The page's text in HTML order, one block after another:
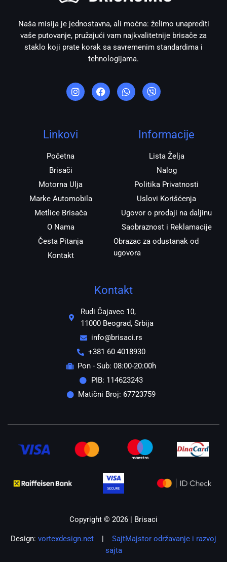
Naša misija je jednostavna, ali moćna: želimo unaprediti
vaše putovanje, pružajući vam najkvalitetnije brisače za
staklo koji prate korak sa savremenim standardima i
tehnologijama.
n
s
t
r
a
a
c
e
h
a
t
i
b
e
Linkovi
Početna
Brisači
Motorna Ulja
Marke Automobila
Metlice Brisača
O Nama
Česta Pitanja
Kontakt
Informacije
Lista Želja
Nalog
Politika Privatnosti
Uslovi Korišćenja
Ugovor o prodaji na daljinu
Saobraznost i Reklamacije
Obrazac za odustanak od
ugovora
Kontakt
Rudi Čajavec 10,
11000 Beograd, Srbija
info@brisaci.rs
+381 60 4018930
Pon - Sub: 08:00-20:00h
PIB: 114623243
Matični Broj: 67723759
Copyright © 2026 | Brisaci
Design: vortexdesign.net
SajtMajstor održavanje i razvoj
sajta